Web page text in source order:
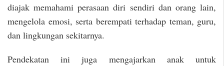
diajak memahami perasaan diri sendiri dan orang lain,
mengelola emosi, serta berempati terhadap teman, guru,
dan lingkungan sekitarnya.
Pendekatan ini juga mengajarkan anak untuk